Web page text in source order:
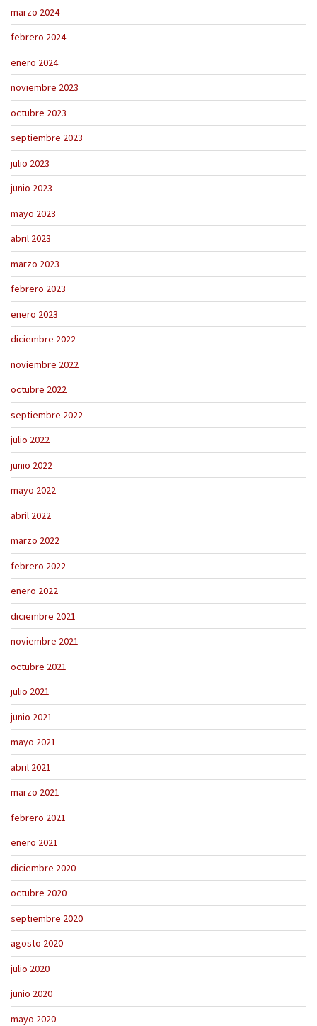
marzo 2024
febrero 2024
enero 2024
noviembre 2023
octubre 2023
septiembre 2023
julio 2023
junio 2023
mayo 2023
abril 2023
marzo 2023
febrero 2023
enero 2023
diciembre 2022
noviembre 2022
octubre 2022
septiembre 2022
julio 2022
junio 2022
mayo 2022
abril 2022
marzo 2022
febrero 2022
enero 2022
diciembre 2021
noviembre 2021
octubre 2021
julio 2021
junio 2021
mayo 2021
abril 2021
marzo 2021
febrero 2021
enero 2021
diciembre 2020
octubre 2020
septiembre 2020
agosto 2020
julio 2020
junio 2020
mayo 2020